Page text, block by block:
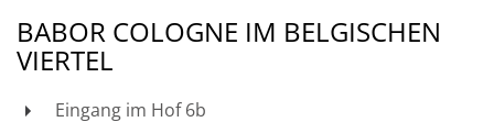
BABOR COLOGNE IM BELGISCHEN
VIERTEL
Eingang im Hof 6b